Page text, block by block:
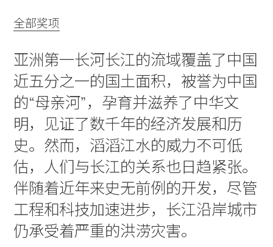
全部奖项
亚洲第一长河长江的流域覆盖了中国
近五分之一的国土面积，被誉为中国
的“母亲河”，孕育并滋养了中华文
明，见证了数千年的经济发展和历
史。然而，滔滔江水的威力不可低
估，人们与长江的关系也日趋紧张。
伴随着近年来史无前例的开发，尽管
工程和科技加速进步，长江沿岸城市
仍承受着严重的洪涝灾害。